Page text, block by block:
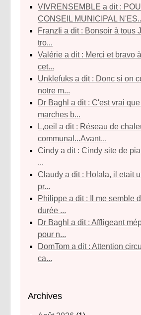
VIVRENSEMBLE a dit : POURQUOI LE
CONSEIL MUNICIPAL
franzIi a dit : Bonsoir à tous J'ai découvert
tro...
Valérie a dit : Merci et bravo à l'auteur pour
cet...
unklefuks a dit : Donc si on comprend bien :
notre m...
Dr Baghl a dit : C'est vrai que faire des
marches b...
l,oeil a dit : Réseau de chaleur
communal...Avant...
Cindy a dit : Cindy site de pia je suis de tout
...
Claudy a dit : Holala, il etait une fois, sans
pr...
Philippe a dit : Il me semble de plus que la
durée ...
Dr Baghl a dit : Affligeant mépris municipal
pour n...
DomTom a dit : Attention circulation difficile
ca...
Archives